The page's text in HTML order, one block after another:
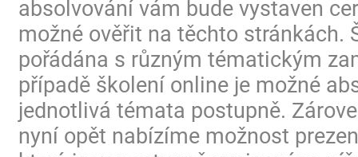
absolvování vám bude vystaven
možné ověřit na těchto stránkách.
pořádána s různým tématickým
případě školení online je možné
jednotlivá témata postupně.
nyní opět nabízíme možnost